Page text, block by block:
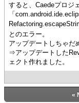
すると、Caedeプロジ
「
とのエラー。
アップデートしちゃだ
⇒アップデートした
ェクト作れました。
«